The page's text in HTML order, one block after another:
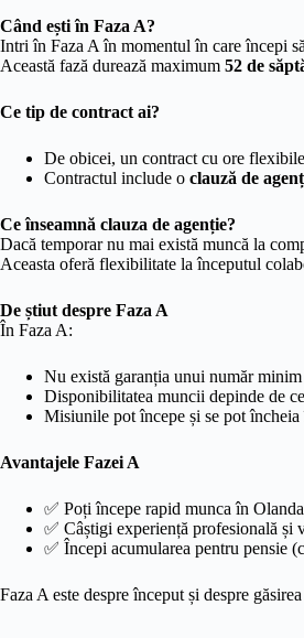
Când ești în Faza A?
Intri în Faza A în momentul în care începi
Această fază durează maximum 52 de
Ce tip de contract ai?
De obicei, un contract cu ore
Contractul include o clauză de
Ce înseamnă clauza de agenție?
Dacă temporar nu mai există muncă la
Aceasta oferă flexibilitate la începutul
De știut despre Faza A
În Faza A:
Nu există garanția unui număr
Disponibilitatea muncii depinde de
Misiunile pot începe și se pot
Avantajele Fazei A
✅ Poți începe rapid munca în Olanda
✅ Câștigi experiență profesională și
✅ Începi acumularea pentru pensie
Faza A este despre început și despre